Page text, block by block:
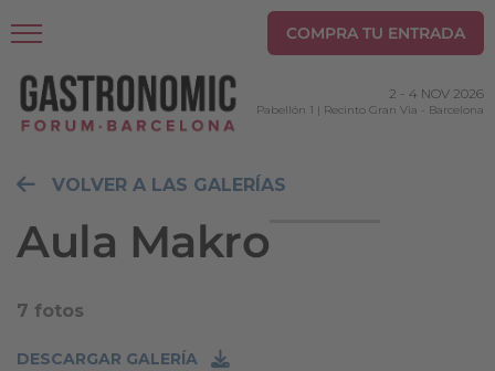
COMPRA TU ENTRADA
2 - 4 NOV 2026
Pabellón 1 | Recinto Gran Via - Barcelona
VOLVER A LAS GALERÍAS
Aula Makro
7 fotos
DESCARGAR GALERÍA